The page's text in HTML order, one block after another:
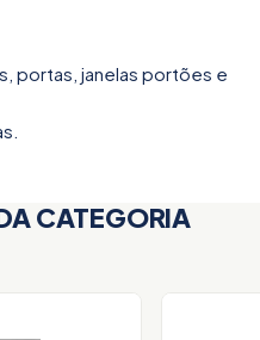
portas, janelas portões e
CATEGORIA